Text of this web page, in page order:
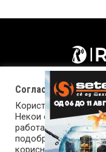
Согласност за
Користиме
Некои од
работата на
подобриме оваа
корисничко